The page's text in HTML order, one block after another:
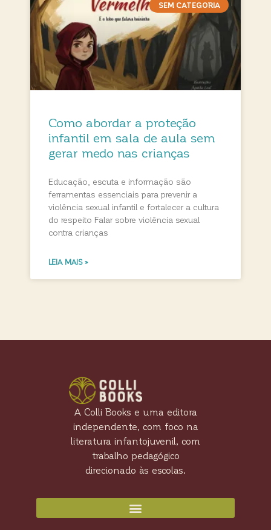
SEM CATEGORIA
Como abordar a proteção
infantil em sala de aula sem
gerar medo nas crianças
Educação, escuta e informação são
ferramentas essenciais para prevenir a
violência sexual infantil e fortalecer a cultura
do respeito Falar sobre violência sexual
contra crianças
LEIA MAIS »
A Colli Books e uma editora
independente, com foco na
literatura infantojuvenil, com
trabalho pedagógico
direcionado às escolas.